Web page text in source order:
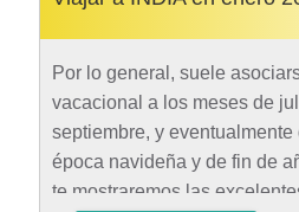
Por lo general, suele
vacacional a los meses de
septiembre, y eventualmente
época navideña y de fin de
te mostraremos las